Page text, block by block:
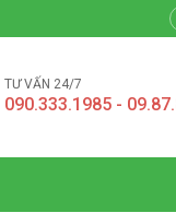
TƯ VẤN 24/7
090.333.1985 -